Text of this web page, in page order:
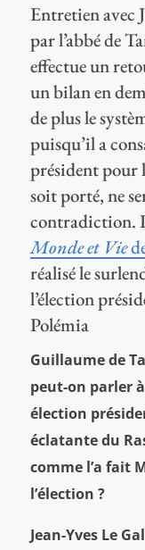
Entretien avec
par l’abbé de
effectue un
un bilan en
de plus le
puisqu’il a
président pour
soit porté, ne
contradiction.
Monde et Vie
réalisé le
l’élection
Polémia
Guillaume de
peut-on parler
élection
éclatante du
comme l’a fait
l’élection ?
Jean-Yves Le